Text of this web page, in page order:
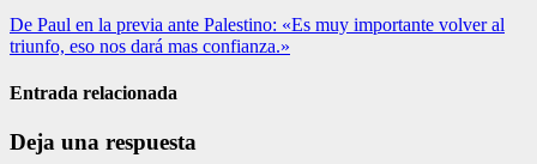
Navegación
de
entradas
De Paul en la previa ante Palestino: «Es muy importante volver al
triunfo, eso nos dará mas confianza.»
Entrada relacionada
Deja una respuesta